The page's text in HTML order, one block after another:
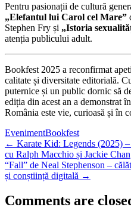
Pentru pasionații de cultură
„Elefantul lui Carol cel Mare”
Stephen Fry și „Istoria
atenția publicului adult.
Bookfest 2025 a reconfirmat
calitate și diversitate editorială.
puternice și un public dornic să
ediția din acest an a demonstrat
România este vie, curioasă și în
EvenimentBookfest
← Karate Kid: Legends (2025)
cu Ralph Macchio și Jackie Chan
“Fall” de Neal Stephenson –
și conștiință digitală →
Comments are